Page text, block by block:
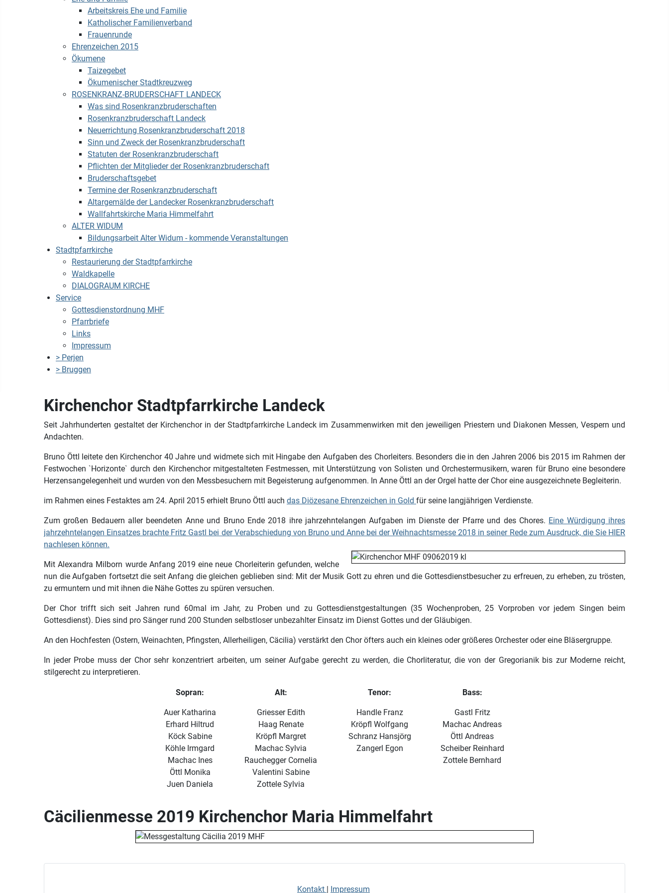
Arbeitskreis Ehe und Familie
Katholischer Familienverband
Frauenrunde
Ehrenzeichen 2015
Ökumene
Taizegebet
Ökumenischer Stadtkreuzweg
ROSENKRANZ-BRUDERSCHAFT LANDECK
Was sind Rosenkranzbruderschaften
Rosenkranzbruderschaft Landeck
Neuerrichtung Rosenkranzbruderschaft 2018
Sinn und Zweck der Rosenkranzbruderschaft
Statuten der Rosenkranzbruderschaft
Pflichten der Mitglieder der Rosenkranzbruderschaft
Bruderschaftsgebet
Termine der Rosenkranzbruderschaft
Altargemälde der Landecker Rosenkranzbruderschaft
Wallfahrtskirche Maria Himmelfahrt
ALTER WIDUM
Bildungsarbeit Alter Widum - kommende Veranstaltungen
Stadtpfarrkirche
Restaurierung der Stadtpfarrkirche
Waldkapelle
DIALOGRAUM KIRCHE
Service
Gottesdienstordnung MHF
Pfarrbriefe
Links
Impressum
> Perjen
> Bruggen
Kirchenchor Stadtpfarrkirche Landeck
Seit Jahrhunderten gestaltet der Kirchenchor in der Stadtpfarrkirche Landeck im Zusammenwirken mit den jeweiligen Priestern und Diakonen Messen, Vespern und
Andachten.
Bruno Öttl leitete den Kirchenchor 40 Jahre und widmete sich mit Hingabe den Aufgaben des Chorleiters. Besonders die in den Jahren 2006 bis 2015 im Rahmen der
Festwochen `Horizonte` durch den Kirchenchor mitgestalteten Festmessen, mit Unterstützung von Solisten und Orchestermusikern, waren für Bruno eine besondere
Herzensangelegenheit und wurden von den Messbesuchern mit Begeisterung aufgenommen. In Anne Öttl an der Orgel hatte der Chor eine ausgezeichnete Begleiterin.
im Rahmen eines Festaktes am 24. April 2015 erhielt Bruno Öttl auch das Diözesane Ehrenzeichen in Gold für seine langjährigen Verdienste.
Zum großen Bedauern aller beendeten Anne und Bruno Ende 2018 ihre jahrzehntelangen Aufgaben im Dienste der Pfarre und des Chores. Eine Würdigung ihres
jahrzehntelangen Einsatzes brachte Fritz Gastl bei der Verabschiedung von Bruno und Anne bei der Weihnachtsmesse 2018 in seiner Rede zum Ausdruck, die Sie HIER
nachlesen können.
Mit Alexandra Milborn wurde Anfang 2019 eine neue Chorleiterin gefunden, welche
nun die Aufgaben fortsetzt die seit Anfang die gleichen geblieben sind: Mit der Musik Gott zu ehren und die Gottesdienstbesucher zu erfreuen, zu erheben, zu trösten,
zu ermuntern und mit ihnen die Nähe Gottes zu spüren versuchen.
Der Chor trifft sich seit Jahren rund 60mal im Jahr, zu Proben und zu Gottesdienstgestaltungen (35 Wochenproben, 25 Vorproben vor jedem Singen beim
Gottesdienst). Dies sind pro Sänger rund 200 Stunden selbstloser unbezahlter Einsatz im Dienst Gottes und der Gläubigen.
An den Hochfesten (Ostern, Weinachten, Pfingsten, Allerheiligen, Cäcilia) verstärkt den Chor öfters auch ein kleines oder größeres Orchester oder eine Bläsergruppe.
In jeder Probe muss der Chor sehr konzentriert arbeiten, um seiner Aufgabe gerecht zu werden, die Chorliteratur, die von der Gregorianik bis zur Moderne reicht,
stilgerecht zu interpretieren.
Sopran:
Auer Katharina
Erhard Hiltrud
Köck Sabine
Köhle Irmgard
Machac Ines
Öttl Monika
Juen Daniela
Alt:
Griesser Edith
Haag Renate
Kröpfl Margret
Machac Sylvia
Rauchegger Cornelia
Valentini Sabine
Zottele Sylvia
Tenor:
Handle Franz
Kröpfl Wolfgang
Schranz Hansjörg
Zangerl Egon
Bass:
Gastl Fritz
Machac Andreas
Öttl Andreas
Scheiber Reinhard
Zottele Bernhard
Cäcilienmesse 2019 Kirchenchor Maria Himmelfahrt
Kontakt | Impressum